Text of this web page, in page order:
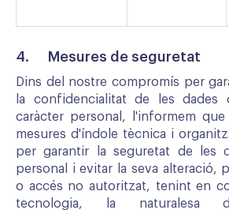
4. Mesures de seguretat
Dins del nostre compromís per
la confidencialitat de les dades
caràcter personal, l'informem
mesures d'índole tècnica i
per garantir la seguretat de les
personal i evitar la seva alteració,
o accés no autoritzat, tenint en
tecnologia, la naturalesa